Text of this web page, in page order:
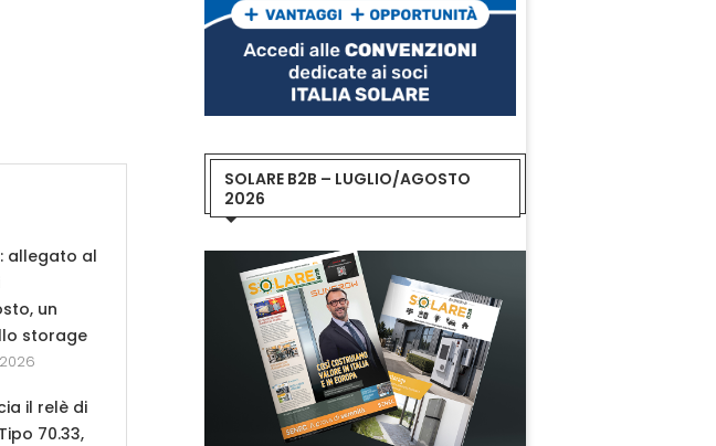
allegato al
un
storage
il relè di
70.33,
SOLARE B2B – LUGLIO/AGOSTO
2026